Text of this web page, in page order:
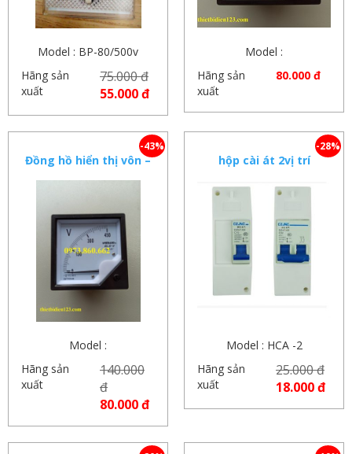
Model : BP-80/500v
Hãng sản
xuất
75.000 đ
55.000 đ
Model :
Hãng sản
xuất
80.000 đ
Đồng hồ hiển thị vôn –
Model :
Hãng sản
xuất
140.000
đ
80.000 đ
-43%
hộp cài át 2vị trí
Model : HCA -2
Hãng sản
xuất
25.000 đ
18.000 đ
-28%